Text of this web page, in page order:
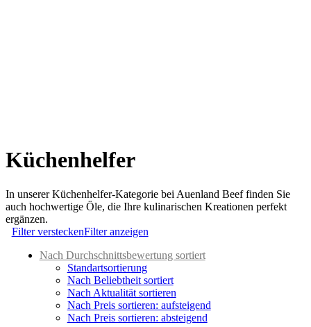
Küchenhelfer
In unserer Küchenhelfer-Kategorie bei Auenland Beef finden Sie
auch hochwertige Öle, die Ihre kulinarischen Kreationen perfekt
ergänzen.
Filter versteckenFilter anzeigen
Nach Durchschnittsbewertung sortiert
Standartsortierung
Nach Beliebtheit sortiert
Nach Aktualität sortieren
Nach Preis sortieren: aufsteigend
Nach Preis sortieren: absteigend